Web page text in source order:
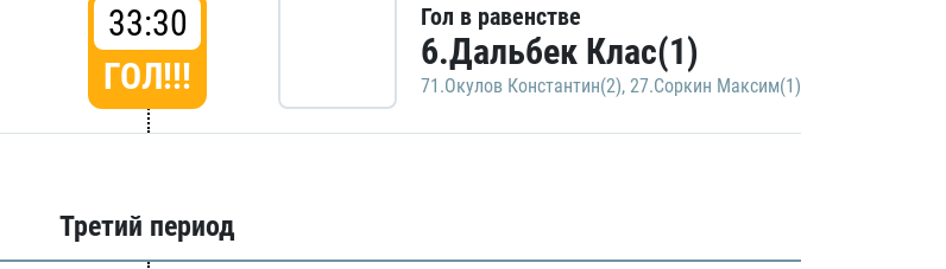
33:30
ГОЛ!!!
Гол в равенстве
6.Дальбек Клас(1)
71.Окулов Константин(2), 27.Соркин Максим(1)
Третий период